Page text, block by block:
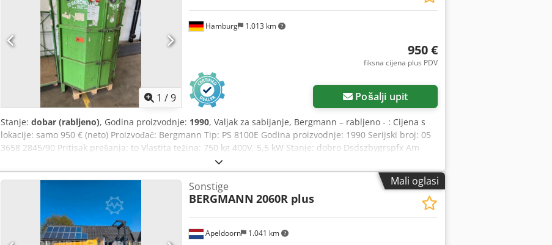
1 /9
Hamburg 1.013 km
950 €
fiksna cijena plus PDV
Pošalji upit
Stanje: dobar (rabljeno), Godina proizvodnje: 1990, Valjak za sabijanje, Bergmann – rabljeno - : Cijena s
lokacije: samo 950 € (neto) Proizvođač: Bergmann Tip: PS 8100E Godina proizvodnje: 1990 Serijski broj: 05
3658 2845/90 Pritisak prešanja: to Vlastita težina: 750 kg 400V, 5,5 kW Stanje: dobro Dsdszbygrspfx Am
Hsck Dostupno: od Q4/2026 Lokacija: Hamburg Učinkovito sabijanje otpada: Poseban čelični bubanj
omogućuje učinkovito skupljanje, drobljenje i sabijanje otpada, smanjujući njegovu zapreminu do devet
puta. Kontinuirano punjenje: Stroj omogućuje kontinuirano punjenje od strane svih korisnika. Ulazni žlijeb
može ostati otvoren tijekom rada, što olakšava i ubrzava sabijanje otpada.
Mali oglasi
Apeldoorn 1.041 km
Sonstige
BERGMANN 2060R plus